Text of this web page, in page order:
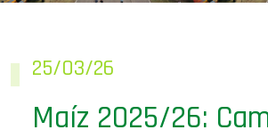
25/03/26
Maíz 2025/26: